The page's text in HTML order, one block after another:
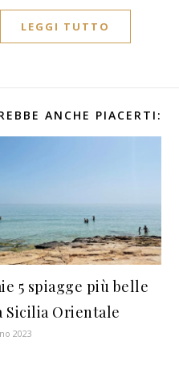
LEGGI TUTTO
ANCHE PIACERTI:
5 spiagge più belle
Sicilia Orientale
2023